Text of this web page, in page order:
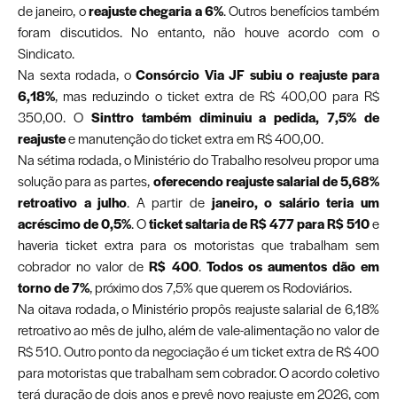
de janeiro, oreajuste chegaria a 6%. Outros benefícios também
foram discutidos. No entanto, não houve acordo com o
Sindicato.
Na sexta rodada, o Consórcio Via JF subiu o reajuste para
6,18%, mas reduzindo o ticket extra de R$ 400,00 para R$
350,00. O Sinttro também diminuiu a pedida, 7,5% de
reajustee manutenção do ticket extra em R$ 400,00.
Na sétima rodada, o Ministério do Trabalho resolveu propor uma
solução para as partes,oferecendo reajuste salarial de 5,68%
retroativo a julho. A partir de janeiro, o salário teria um
acréscimo de 0,5%. Oticket saltaria de R$ 477 para R$ 510e
haveria ticket extra para os motoristas que trabalham sem
cobrador no valor deR$ 400. Todos os aumentos dão em
torno de 7%, próximo dos 7,5% que querem os Rodoviários.
Na oitava rodada, o Ministério propôs reajuste salarial de 6,18%
retroativo ao mês de julho, além de vale-alimentação no valor de
R$ 510. Outro ponto da negociação é um ticket extra de R$ 400
para motoristas que trabalham sem cobrador. O acordo coletivo
terá duração de dois anos e prevê novo reajuste em 2026, com